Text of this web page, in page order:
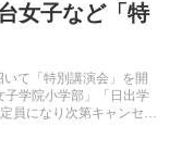
事女子など「特
て「特別講演会」を開
学院小学部」「日出学
員になり次第キャンセル